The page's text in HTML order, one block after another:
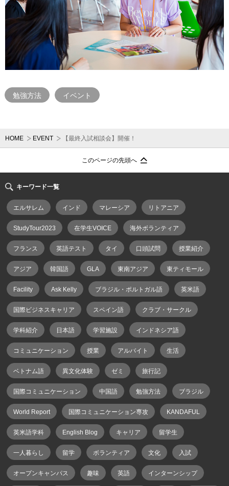
勉強方法 イベント
HOME EVENT 【最終入試相談会】開催！
このページの先頭へ
キーワード一覧
エルサレム インド マレーシア リトアニア
StudyTour2023 在学生VOICE 海外ボランティア
フランス 英語テスト タイ 口頭試問 授業紹介
アジア 韓国語 GLA 東南アジア 東ティモール
Facility Ask Kelly ブラジル・ポルトガル語 英米語
国際ビジネスキャリア スペイン語 クラブ・サークル
学科紹介 日本語 学習施設 インドネシア語
コミュニケーション 授業 アルバイト 生活
ベトナム語 異文化体験 ゼミ 旅行記
国際コミュニケーション 中国語 勉強方法 ブラジル
World Report 国際コミュニケーション専攻 KANDAFUL
英米語学科 English Blog キャリア 留学生
一人暮らし 留学 ボランティア 文化 入試
オープンキャンパス 趣味 英語 インターンシップ